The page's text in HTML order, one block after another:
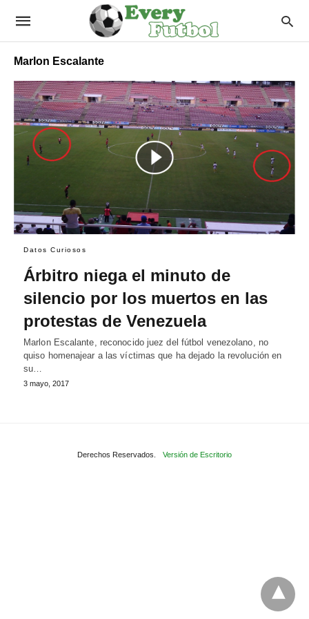
Marlon Escalante
Datos Curiosos
Árbitro niega el minuto de
silencio por los muertos en las
protestas de Venezuela
Marlon Escalante, reconocido juez del fútbol venezolano, no
quiso homenajear a las víctimas que ha dejado la revolución en
su…
3 mayo, 2017
Derechos Reservados. Versión de Escritorio